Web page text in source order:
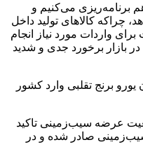
برنامه‌ریزی می‌کنیم و
چراکه کالاهای تولید داخل
واردات مورد نیاز انجام
بازار برخورد جدی و شدید
به ارزش ۶۰ میلیون یورو برنج تقلبی وارد کشور
عرضه سیب‌زمینی تاکید
تن برنج سیب‌زمینی صادر شده و در